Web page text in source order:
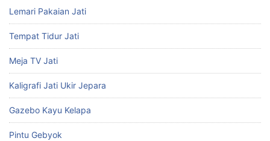
Lemari Pakaian Jati
Tempat Tidur Jati
Meja TV Jati
Kaligrafi Jati Ukir Jepara
Gazebo Kayu Kelapa
Pintu Gebyok